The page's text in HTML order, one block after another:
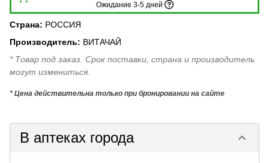
Ожидание 3-5 дней
Страна: РОССИЯ
Производитель: ВИТАЧАЙ
* Товар под заказ. Срок поставки, страна и производитель
могут измениться.
* Цена действительна только при бронировании на сайте
В аптеках города keyboard_arrow_down